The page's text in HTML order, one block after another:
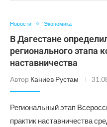
Новости Экономика
В Дагестане
регионального этапа
наставничества
Автор Каниев Рустам
Региональный этап
практик наставничества